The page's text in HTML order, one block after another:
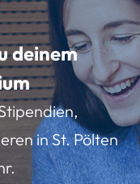
deinem
in St. Pölten